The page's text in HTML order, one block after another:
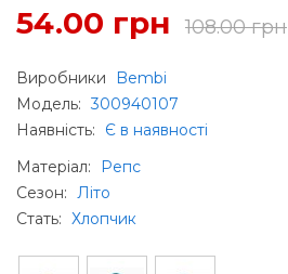
54.00 грн 108.00 грн
Виробники
Bembi
Модель: 300940107
Наявність:
Є в наявності
Матеріал:
Репс
Сезон: Літо
Стать: Хлопчик